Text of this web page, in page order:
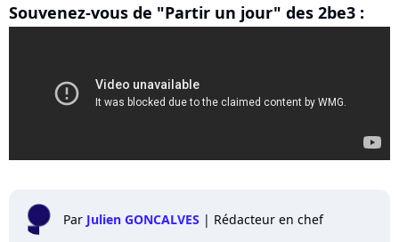
Souvenez-vous de "Partir un jour" des 2be3 :
Par Julien GONCALVES | Rédacteur en chef